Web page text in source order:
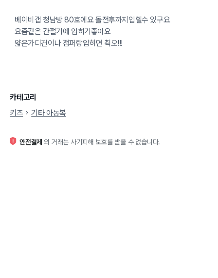
베이비갭 청남방 80호에요 돌전후까지입힐수 있구요
요즘같은 간절기에 입히기좋아요
얇은가디건이나 점퍼랑입히면 쵝오!!!
카테고리
키즈
기타 아동복
안전결제 외 거래는 사기피해 보호를 받을 수 없습니다.